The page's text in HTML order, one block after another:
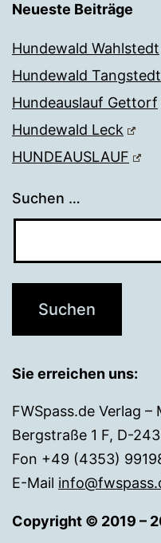
Neueste Beiträge
Hundewald Wahlstedt
Hundewald Tangstedt
Hundeauslauf Gettorf
Hundewald Leck
HUNDEAUSLAUF
Suchen …
Sie erreichen uns:
FWSpass.de Verlag
Bergstraße 1 F, D-
Fon +49 (4353)
E-Mail
Copyright © 2019 –